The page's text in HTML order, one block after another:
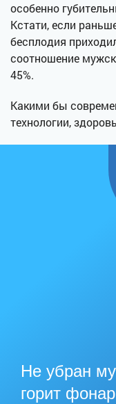
особенно
Кстати, если
бесплодия
соотношение
45%.
Какими бы
технологии,
Не убран
горит